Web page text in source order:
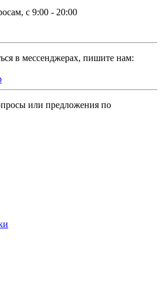
с 9:00 - 20:00
в мессенджерах, пишите нам:
или предложения по